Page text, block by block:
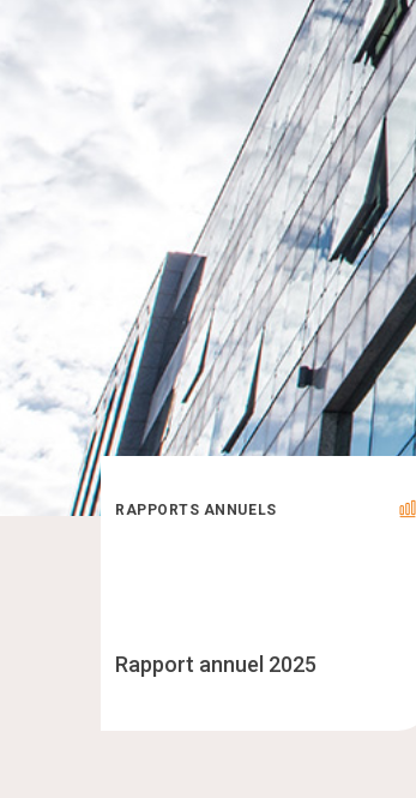
13
ENCOURS
RAPPORTS ANNUELS
Rapport annuel 2025